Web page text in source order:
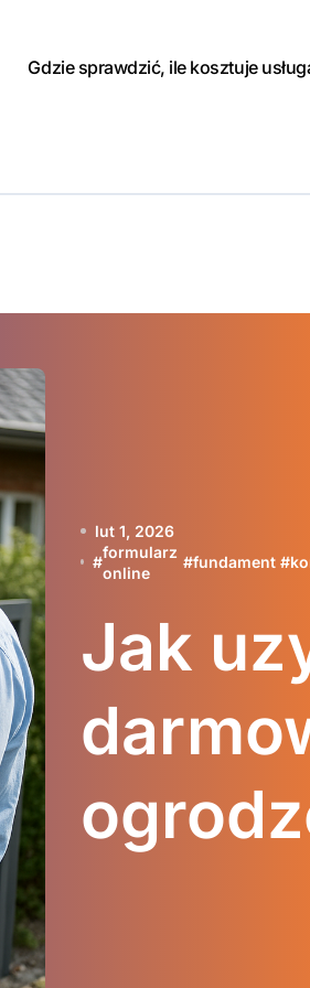
Gdzie sprawdzić, ile kosztuje
lut 1, 2026
#
formularz
online
#fundament #
Jak